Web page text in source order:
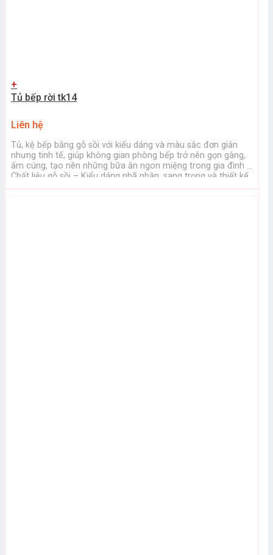
+
Tủ bếp rời tk14
Liên hệ
Tủ, kệ bếp bằng gỗ sồi với kiểu dáng và màu sắc đơn giản
nhưng tinh tế, giúp không gian phòng bếp trở nên gọn gàng,
ấm cúng, tạo nên những bữa ăn ngon miệng trong gia đình –
Chất liệu gỗ sồi – Kiểu dáng nhã nhặn, sang trọng và thiết kế